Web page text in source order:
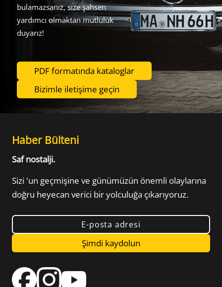
bulamazsanız, size şahsen
yardımcı olmaktan mutluluk
duyarız!
PDF formatında kataloglar
Bizimle iletişime geçin
Haber Bülteni
Saf nostalji.
Sizi 'un geçmişine ve günümüzün önemli olaylarına
doğru heyecan verici bir yolculuğa çıkarıyoruz.
E-posta adresi
Şimdi kaydolun